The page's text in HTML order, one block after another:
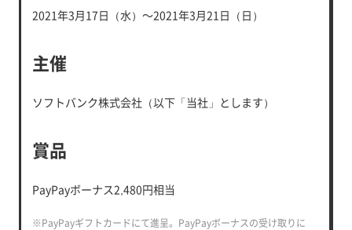
2021年3月17日（水）～2021年3月21日（日）
主催
ソフトバンク株式会社（以下「当社」とします）
賞品
PayPayボーナス2,480円相当
※PayPayギフトカードにて進呈。PayPayボーナスの受け取りに